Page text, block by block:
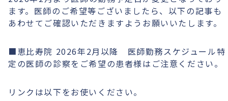
ます。医師のご希望等ございましたら、以下の記事も
あわせてご確認いただきますようお願いいたします。
■恵比寿院 2026年2月以降 医師勤務スケジュール特
定の医師の診察をご希望の患者様はご注意ください。
リンクは以下をお使いください。